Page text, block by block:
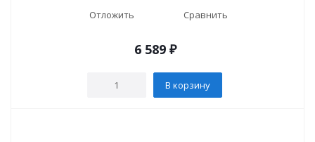
Отложить Сравнить
6 589₽
В корзину